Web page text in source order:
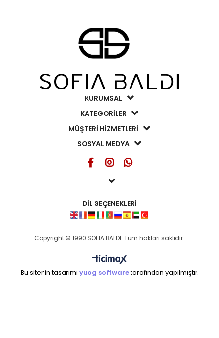
KURUMSAL
KATEGORİLER
MÜŞTERİ HİZMETLERİ
SOSYAL MEDYA
DİL SEÇENEKLERİ
Copyright © 1990 SOFIA BALDI Tüm hakları saklıdır.
Bu sitenin tasarımı yuog softwaretarafından yapılmıştır.